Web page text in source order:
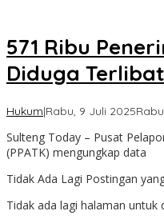
571 Ribu
Diduga
Hukum|Rabu, 9 Juli 2025
Sulteng Today – Pusat
(PPATK) mengungkap data
Tidak Ada Lagi Postingan
Tidak ada lagi halaman untuk